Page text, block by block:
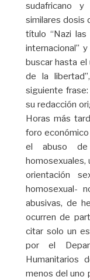
sudafricano
similares dosis
título “Nazi
internacional”
buscar hasta
de la
siguiente frase:
su redacción
Horas más
foro
el abuso
homosexuales,
orientación
homosexual-
abusivas, de
ocurren de
citar solo un
por el
Humanitarios
menos del uno